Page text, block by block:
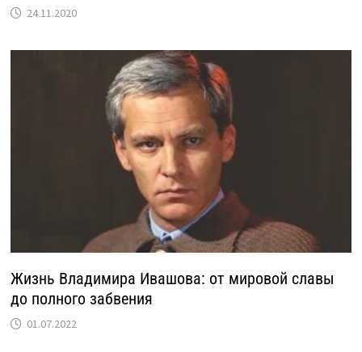
24.11.2020
Жизнь Владимира Ивашова: от мировой славы
до полного забвения
01.07.2022